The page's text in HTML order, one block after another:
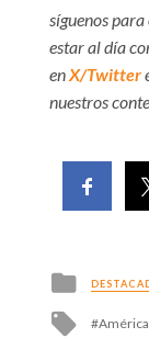
síguenos
estar al día
enX/Twitter
nuestros
Posted
in
Tagged